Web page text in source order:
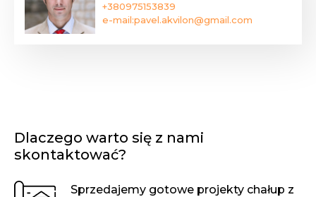
+380975153839
e-mail:pavel.akvilon@gmail.com
Dlaczego warto się z nami
skontaktować?
Sprzedajemy gotowe projekty chałup z